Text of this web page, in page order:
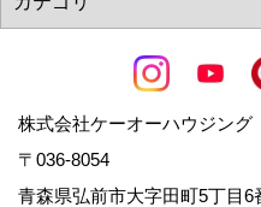
株式会社ケーオーハウジング
〒036-8054
青森県弘前市大字田町5丁目